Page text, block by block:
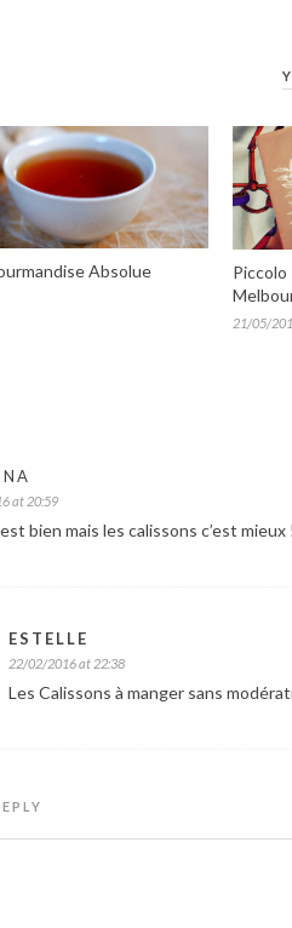
Absolue
Piccolo
21/05/
at 20:59
bien mais les calissons c’est
ESTELLE
22/02/2016 at 22:38
Les Calissons à manger sans